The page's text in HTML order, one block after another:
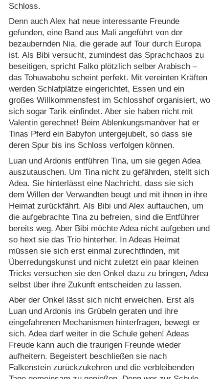
Schloss.
Denn auch Alex hat neue interessante Freunde
gefunden, eine Band aus Mali angeführt von der
bezaubernden Nia, die gerade auf Tour durch Europa
ist. Als Bibi versucht, zumindest das Sprachchaos zu
beseitigen, spricht Falko plötzlich selber Arabisch –
das Tohuwabohu scheint perfekt. Mit vereinten Kräften
werden Schlafplätze eingerichtet, Essen und ein
großes Willkommensfest im Schlosshof organisiert, wo
sich sogar Tarik einfindet. Aber sie haben nicht mit
Valentin gerechnet! Beim Ablenkungsmanöver hat er
Tinas Pferd ein Babyfon untergejubelt, so dass sie
deren Spur bis ins Schloss verfolgen können.
Luan und Ardonis entführen Tina, um sie gegen Adea
auszutauschen. Um Tina nicht zu gefährden, stellt sich
Adea. Sie hinterlässt eine Nachricht, dass sie sich
dem Willen der Verwandten beugt und mit ihnen in ihre
Heimat zurückfährt. Als Bibi und Alex auftauchen, um
die aufgebrachte Tina zu befreien, sind die Entführer
bereits weg. Aber Bibi möchte Adea nicht aufgeben und
so hext sie das Trio hinterher. In Adeas Heimat
müssen sie sich erst einmal zurechtfinden, mit
Überredungskunst und nicht zuletzt ein paar kleinen
Tricks versuchen sie den Onkel dazu zu bringen, Adea
selbst über ihre Zukunft entscheiden zu lassen.
Aber der Onkel lässt sich nicht erweichen. Erst als
Luan und Ardonis ins Grübeln geraten und ihre
eingefahrenen Mechanismen hinterfragen, bewegt er
sich. Adea darf weiter in die Schule gehen! Adeas
Freude kann auch die traurigen Freunde wieder
aufheitern. Begeistert beschließen sie nach
Falkenstein zurückzukehren und die verbleibenden